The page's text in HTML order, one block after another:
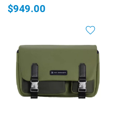
Maletas
Iluminación
Monopiés
Rieles
$949.00